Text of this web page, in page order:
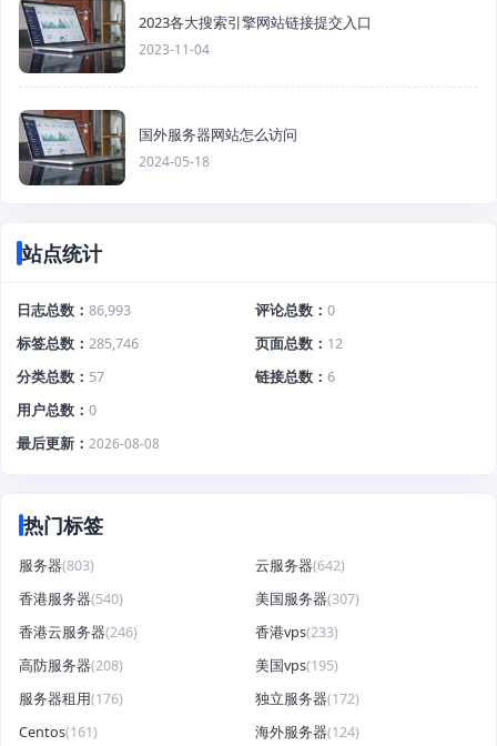
2023各大搜索引擎网站链接提交入口
2023-11-04
国外服务器网站怎么访问
2024-05-18
站点统计
日志总数 86,993 评论总数
0
标签总数
285,746 页面总数
12
分类总数
57 链接总数
6
用户总数
0
最后更新
2026-08-08
热门标签
服务器(803) 云服务器(642)
香港服务器(540) 美国服务器(307)
香港云服务器(246) 香港vps(233)
高防服务器(208) 美国vps(195)
服务器租用(176) 独立服务器(172)
Centos(161) 海外服务器(124)